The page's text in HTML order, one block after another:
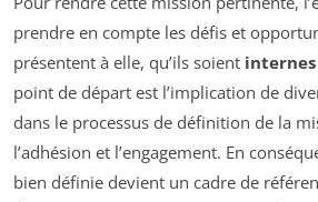
prendre en compte les défis et
présentent à elle, qu’ils soient internes
point de départ est l’implication de
dans le processus de définition de la
l’adhésion et l’engagement. En
bien définie devient un cadre de